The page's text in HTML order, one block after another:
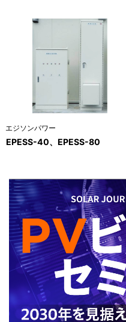
エジソンパワー
EPESS-40、EPESS-80